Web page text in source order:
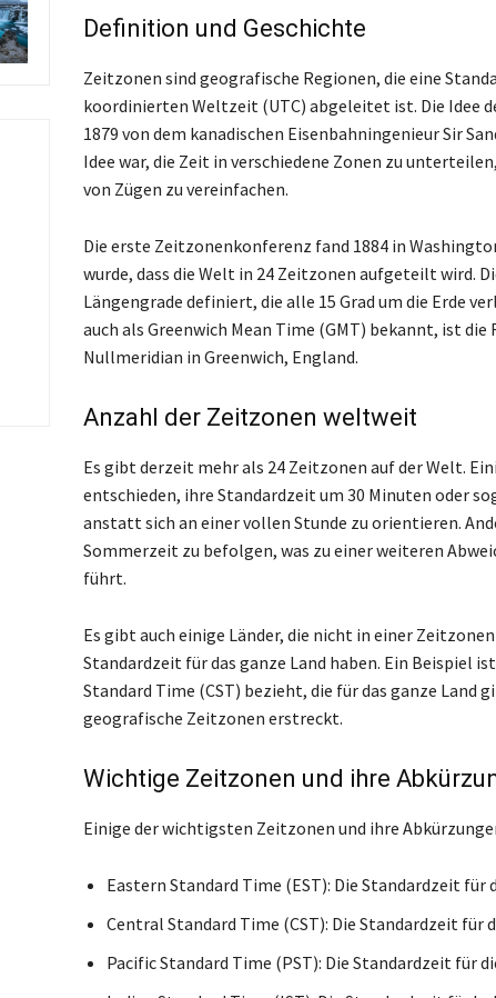
Definition und Geschichte
Zeitzonen sind geografische Regionen, die eine
koordinierten Weltzeit (UTC) abgeleitet ist. Die Idee
1879 von dem kanadischen Eisenbahningenieur Sir
Idee war, die Zeit in verschiedene Zonen zu
von Zügen zu vereinfachen.
Die erste Zeitzonenkonferenz fand 1884 in
wurde, dass die Welt in 24 Zeitzonen aufgeteilt wird.
Längengrade definiert, die alle 15 Grad um die Erde
auch als Greenwich Mean Time (GMT) bekannt, ist
Nullmeridian in Greenwich, England.
Anzahl der Zeitzonen weltweit
Es gibt derzeit mehr als 24 Zeitzonen auf der Welt.
entschieden, ihre Standardzeit um 30 Minuten oder
anstatt sich an einer vollen Stunde zu orientieren.
Sommerzeit zu befolgen, was zu einer weiteren
führt.
Es gibt auch einige Länder, die nicht in einer
Standardzeit für das ganze Land haben. Ein Beispiel
Standard Time (CST) bezieht, die für das ganze Land
geografische Zeitzonen erstreckt.
Wichtige Zeitzonen und ihre
Einige der wichtigsten Zeitzonen und ihre
Eastern Standard Time (EST): Die Standardzeit für
Central Standard Time (CST): Die Standardzeit für
Pacific Standard Time (PST): Die Standardzeit für